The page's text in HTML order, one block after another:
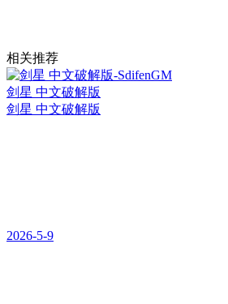
相关推荐
剑星 中文破解版
剑星 中文破解版
2026-5-9